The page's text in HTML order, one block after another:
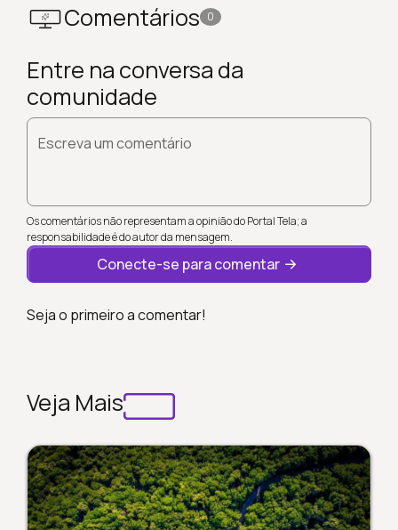
Comentários 0
Entre na conversa da
comunidade
Escreva um comentário
Os comentários não representam a opinião do Portal Tela; a
responsabilidade é do autor da mensagem.
Conecte-se para comentar
Seja o primeiro a comentar!
Veja Mais